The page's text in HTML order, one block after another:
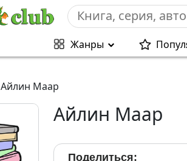
Жанры
Айлин Маар
Айлин Маар
Поделиться: